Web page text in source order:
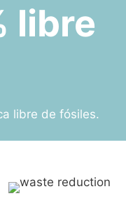
libre
libre de fósiles.